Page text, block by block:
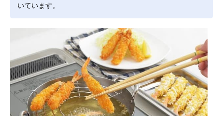
いています。